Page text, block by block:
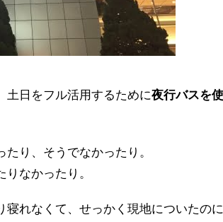
土日をフル活用するために夜行バスを
り、そうでなかったり。
なかったり。
寝れなくて、せっかく現地についたの